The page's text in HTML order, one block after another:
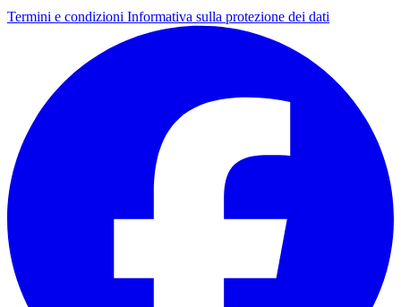
Termini e condizioni Informativa sulla protezione dei dati